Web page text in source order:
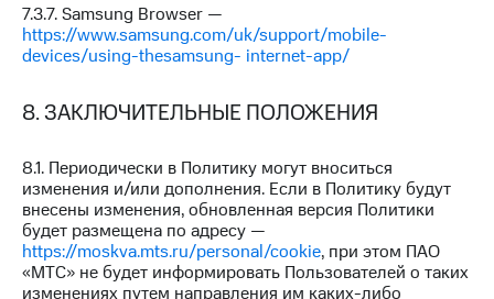
7.3.7. Samsung Browser —
https://www.samsung.com/uk/support/mobile-
devices/using-thesamsung- internet-app/
8. ЗАКЛЮЧИТЕЛЬНЫЕ ПОЛОЖЕНИЯ
8.1. Периодически в Политику могут вноситься
изменения и/или дополнения. Если в Политику будут
внесены изменения, обновленная версия Политики
будет размещена по адресу —
https://moskva.mts.ru/personal/cookie, при этом ПАО
«МТС» не будет информировать Пользователей о таких
изменениях путем направления им каких-либо